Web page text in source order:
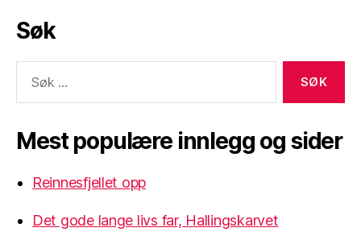
Søk
etter:
Mest populære innlegg og sider
Reinnesfjellet opp
Det gode lange livs far, Hallingskarvet